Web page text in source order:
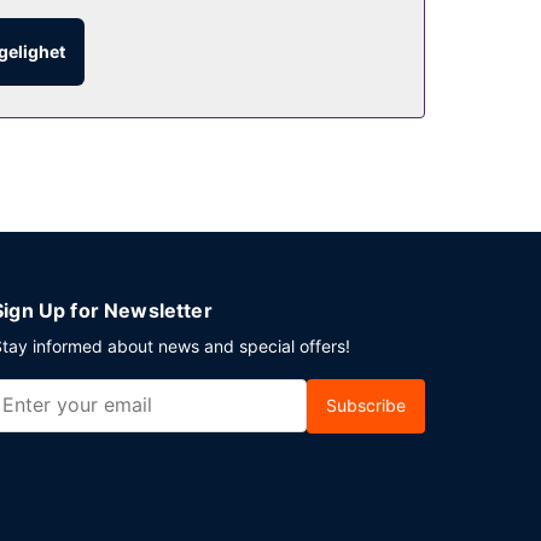
Up for Newsletter
informed about news and special offers!
Subscribe